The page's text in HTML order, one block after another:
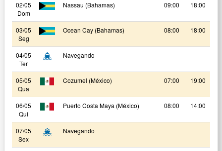
02/05
Dom
Nassau (Bahamas) 09:00 18:00
03/05
Seg
Ocean Cay (Bahamas) 08:00 18:00
04/05
Ter
Navegando
05/05
Qua
Cozumel (México) 07:00 19:00
06/05
Qui
Puerto Costa Maya (México) 08:00 14:00
07/05
Sex
Navegando